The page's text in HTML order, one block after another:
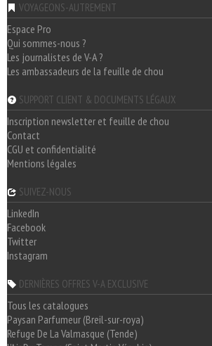
VOYAGEONS-AUTREMENT
Espace Pro
Qui sommes-nous ?
Les journalistes de V-A ?
Les ambassadeurs de la feuille de chou
SUPPORT CLIENT & DOCUMENTS LÉGAUX
Inscription newsletter et feuille de chou
Contact
CGU et confidentialité
Mentions légales
SUIVEZ-NOUS
LinkedIn
Facebook
Twitter
Instagram
DERNIÈRES OFFRES V-A EXCLUSIVE
Tous les catalogues
Paysan Parfumeur (Breil-sur-roya)
Refuge De La Valmasque (Tende)